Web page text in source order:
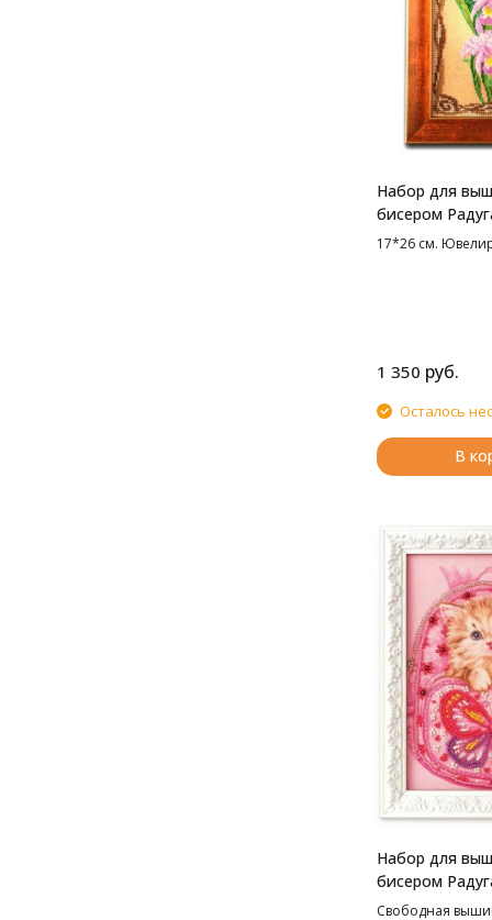
Набор для
бисером
Грациозные
17*26 см.
1 350 руб.
Осталось
В
Набор для
бисером
Свободная